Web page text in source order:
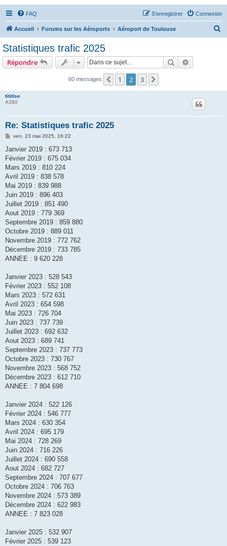
FAQ Connexion
S’enregistrer
Accueil Forums sur les Aéroports Aéroport de Toulouse
Statistiques trafic 2025
Répondre Rechercher
60 messages Précédente
1 2 3
tititlse
A380
Re: Statistiques trafic 2025
M
s
a
g
ven. 23 mai 2025, 16:22
Janvier 2019 : 673 713
Février 2019 : 675 034
Mars 2019 : 810 224
Avril 2019 : 838 578
Mai 2019 : 839 988
Juin 2019 : 896 403
Juillet 2019 : 851 490
Aout 2019 : 779 369
Septembre 2019 : 859 880
Octobre 2019 : 889 011
Novembre 2019 : 772 762
Décembre 2019 : 733 785
ANNEE : 9 620 228
Janvier 2023 : 528 543
Février 2023 : 552 108
Mars 2023 : 572 631
Avril 2023 : 654 598
Mai 2023 : 726 704
Juin 2023 : 737 739
Juillet 2023 : 692 632
Aout 2023 : 689 741
Septembre 2023 : 737 773
Octobre 2023 : 730 767
Novembre 2023 : 568 752
Décembre 2023 : 612 710
ANNEE : 7 804 698
Janvier 2024 : 522 126
Février 2024 : 546 777
Mars 2024 : 630 354
Avril 2024 : 695 179
Mai 2024 : 728 269
Juin 2024 : 716 226
Juillet 2024 : 690 558
Aout 2024 : 682 727
Septembre 2024 : 707 677
Octobre 2024 : 706 763
Novembre 2024 : 573 389
Décembre 2024 : 622 983
ANNEE : 7 823 028
Janvier 2025 : 532 907
Février 2025 : 539 123